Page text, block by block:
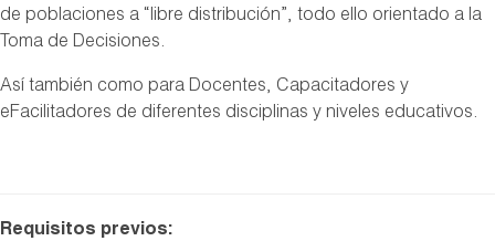
de poblaciones a “libre distribución”, todo ello orientado a la
Toma de Decisiones.
Así también como para Docentes, Capacitadores y
eFacilitadores de diferentes disciplinas y niveles educativos.
Requisitos previos: